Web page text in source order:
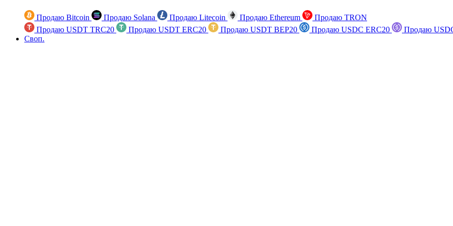
Продаю Bitcoin Продаю Solana Продаю Litecoin Продаю Ethereum
Продаю TRON
Продаю USDT TRC20
Продаю USDT ERC20 Продаю USDT BEP20 Продаю USDC ERC20
Продаю
Своп.